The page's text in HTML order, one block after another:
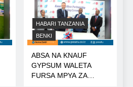
HABARI TANZANIA
BENKI
ABSA NA KNAUF
GYPSUM WALETA
FURSA MPYA ZA